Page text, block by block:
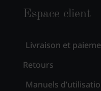
Espace client
Livraison et
Retours
Manuels